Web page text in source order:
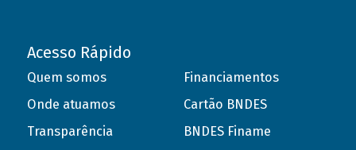
Acesso Rápido
Quem somos
Onde atuamos
Transparência
Financiamentos
Cartão BNDES
BNDES Finame